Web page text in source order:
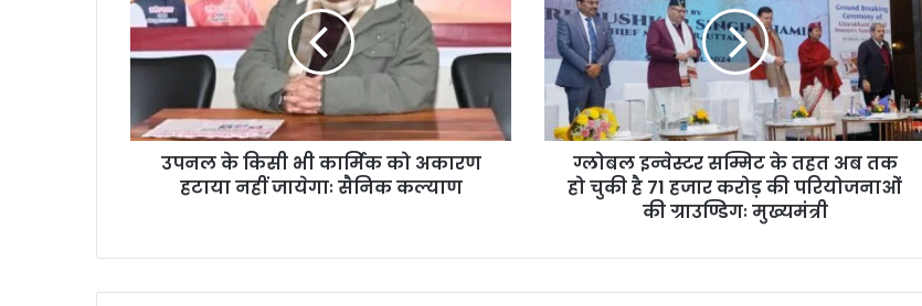
उपनल के किसी भी कार्मिक को अकारण
हटाया नहीं जायेगाः सैनिक कल्याण
ग्लोबल इन्वेस्टर सम्मिट के तहत अब तक
हो चुकी है 71 हजार करोड़ की परियोजनाओं
की ग्राउण्डिगः मुख्यमंत्री